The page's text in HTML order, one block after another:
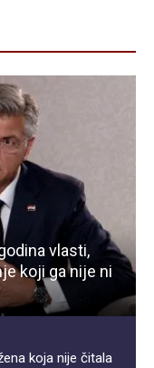
vlasti,
koji ga nije ni
koja nije čitala